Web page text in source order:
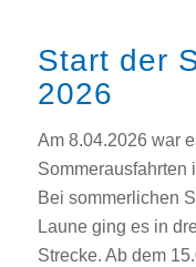
Start der
2026
Am 8.04.2026 war
Sommerausfahrten
Bei sommerlichen
Laune ging es in
Strecke. Ab dem